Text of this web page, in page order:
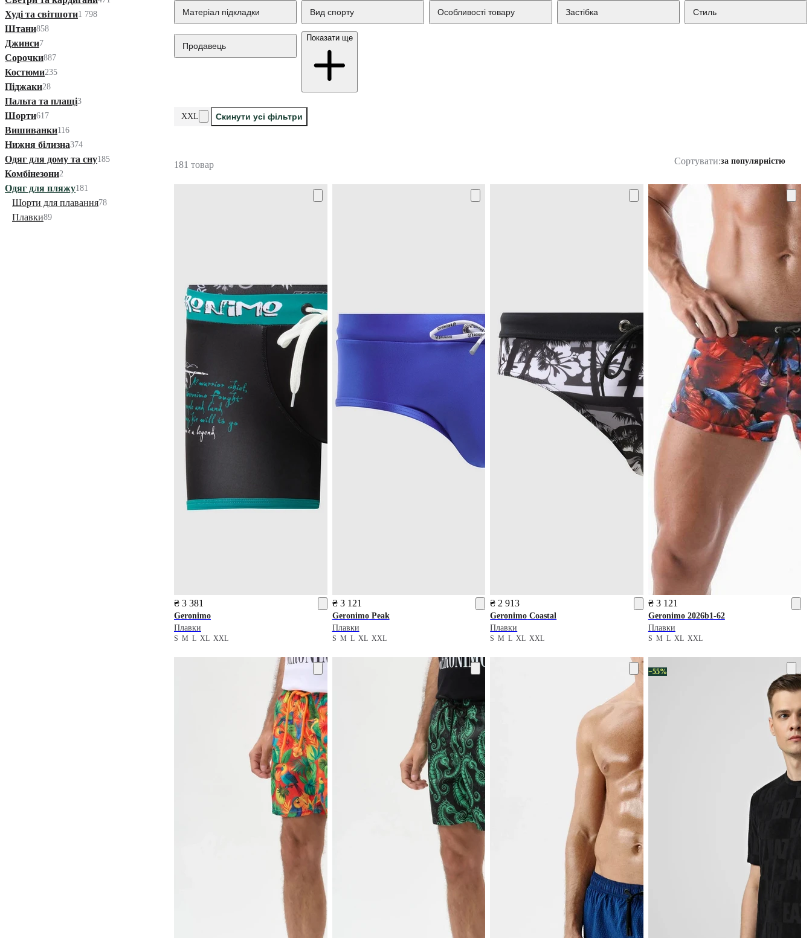
Худі та світшоти1 798
Штани858
Джинси7
Сорочки887
Костюми235
Піджаки28
Пальта та плащі3
Шорти617
Вишиванки116
Нижня білизна374
Одяг для дому та сну185
Комбінезони2
Одяг для пляжу181
Шорти для плавання78
Плавки89
Матеріал підкладки Вид спорту Особливості товару Застібка Стиль
Продавець
Показати ще
XXL Скинути усі фільтри
181 товар Сортувати:за популярністю
₴ 3 381
Geronimo
Плавки
S M L XL XXL
₴ 3 121
GeronimoPeak
Плавки
S M L XL XXL
₴ 2 913
Geronimo Coastal
Плавки
SMLXLXXL
₴ 3 121
Geronimo2026b1-62
Плавки
S M L XL XXL
−55%